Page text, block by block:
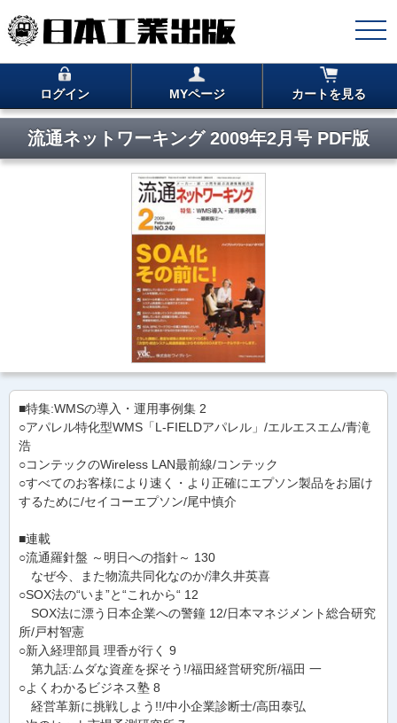
ログイン MYページ カートを見る
流通ネットワーキング 2009年2月号 PDF版
■特集:WMSの導入・運用事例集 2
○アパレル特化型WMS「L-FIELDアパレル」/エルエスエム/青滝
浩
○コンテックのWireless LAN最前線/コンテック
○すべてのお客様により速く・より正確にエプソン製品をお届け
するために/セイコーエプソン/尾中慎介
■連載
○流通羅針盤 ～明日への指針～ 130
なぜ今、また物流共同化なのか/津久井英喜
○SOX法の“いま”と“これから“ 12
SOX法に漂う日本企業への警鐘 12/日本マネジメント総合研究
所/戸村智憲
○新入経理部員 理香が行く 9
第九話:ムダな資産を探そう!/福田経営研究所/福田 一
○よくわかるビジネス塾 8
経営革新に挑戦しよう!!/中小企業診断士/高田泰弘